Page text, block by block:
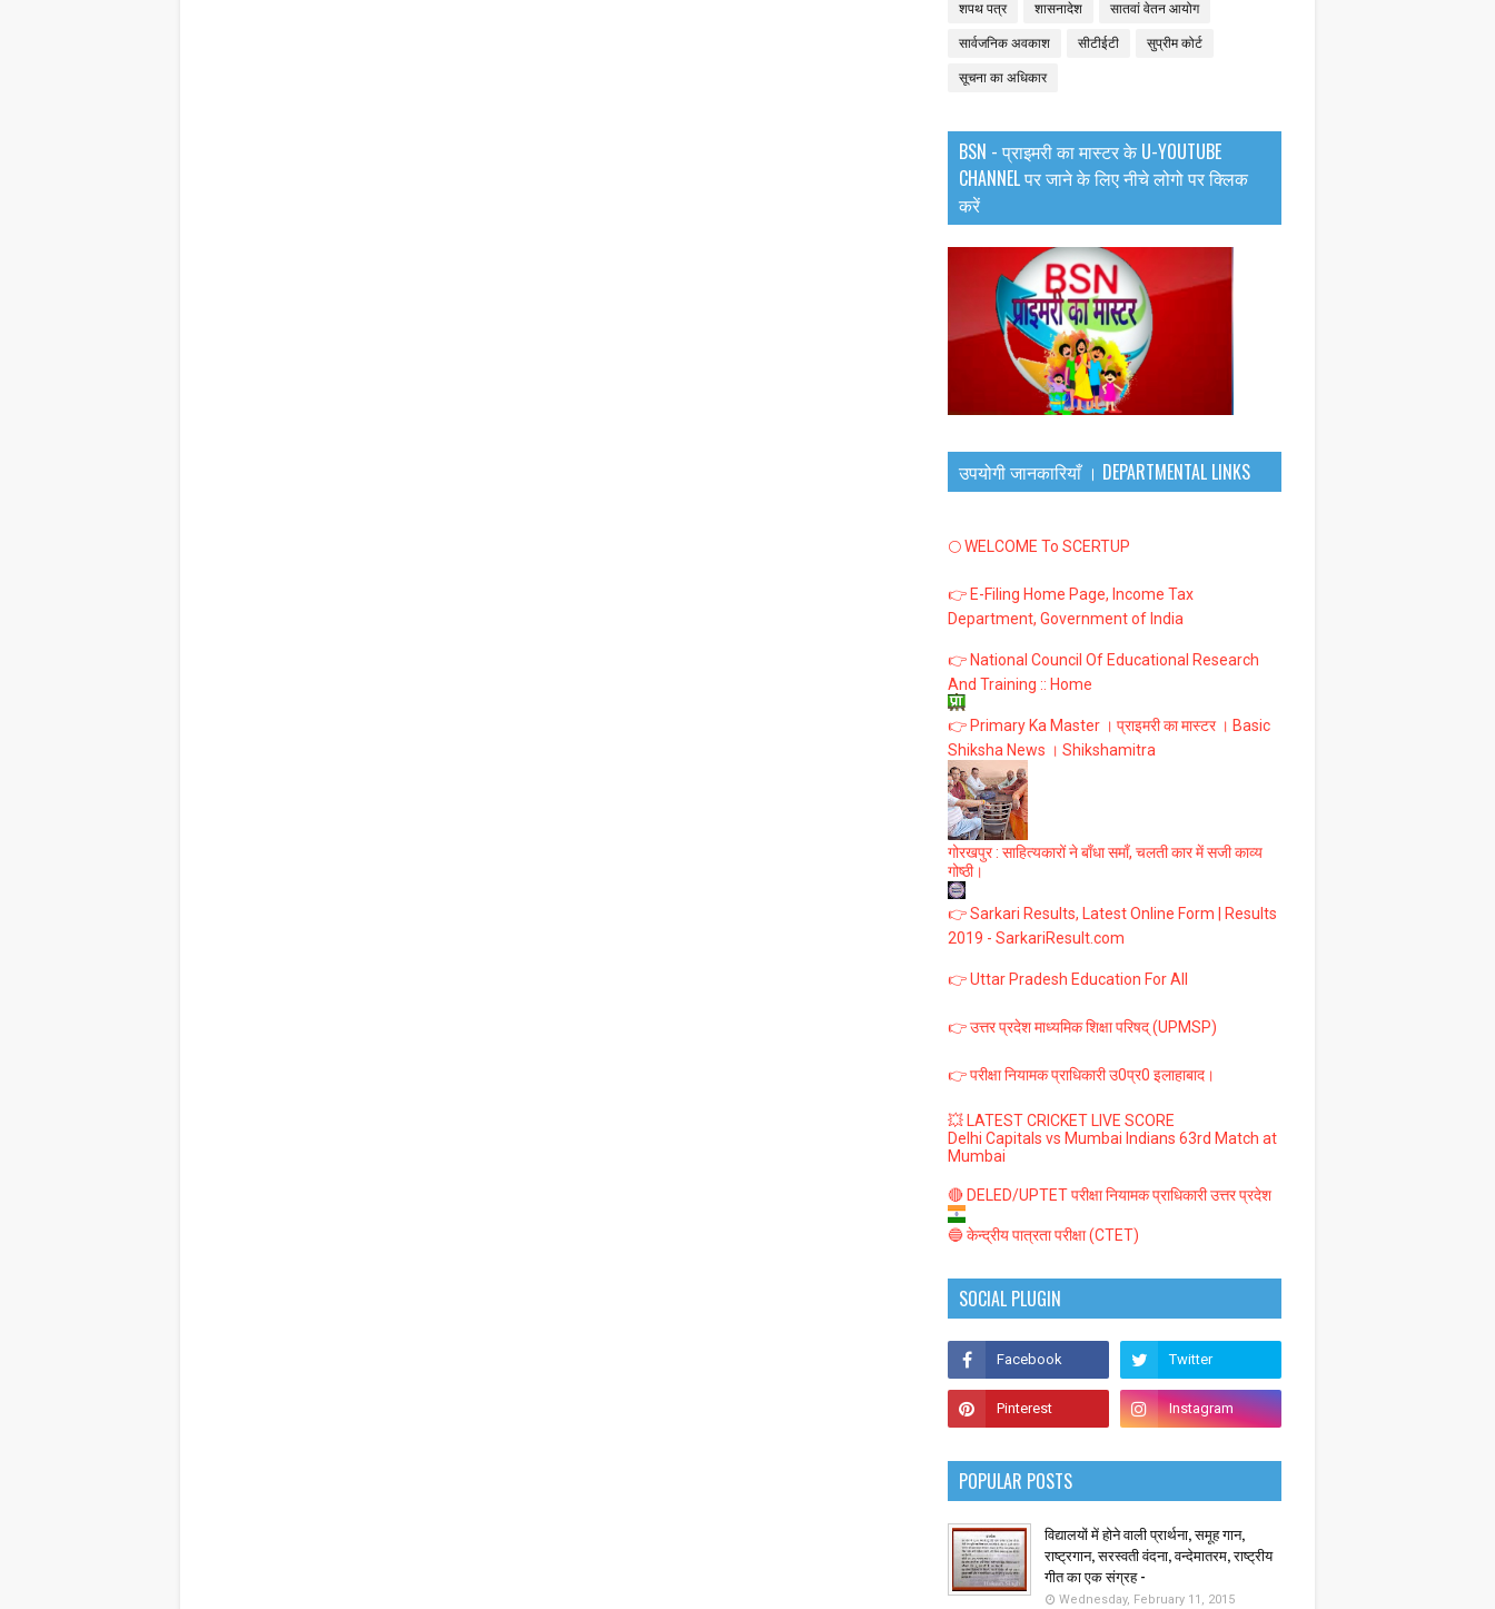
शपथ पत्र शासनादेश सातवां वेतन आयोग
सार्वजनिक अवकाश सीटीईटी सुप्रीम कोर्ट
सूचना का अधिकार
BSN - प्राइमरी का मास्टर के U-YOUTUBE
CHANNEL पर जाने के लिए नीचे लोगो पर क्लिक
करें
उपयोगी जानकारियाँ । DEPARTMENTAL LINKS
🌕 WELCOME To SCERTUP
👉 E-Filing Home Page, Income Tax
Department, Government of India
👉 National Council Of Educational Research
And Training :: Home
👉 Primary Ka Master । प्राइमरी का मास्टर । Basic
Shiksha News । Shikshamitra
गोरखपुर : साहित्यकारों ने बाँधा समाँ, चलती कार में सजी काव्य
गोष्ठी।
👉 Sarkari Results, Latest Online Form | Results
2019 - SarkariResult.com
👉 Uttar Pradesh Education For All
👉 उत्तर प्रदेश माध्यमिक शिक्षा परिषद् (UPMSP)
👉 परीक्षा नियामक प्राधिकारी उ0प्र0 इलाहाबाद।
💥 LATEST CRICKET LIVE SCORE
Delhi Capitals vs Mumbai Indians 63rd Match at
Mumbai
🔴 DELED/UPTET परीक्षा नियामक प्राधिकारी उत्तर प्रदेश
🔵 केन्द्रीय पात्रता परीक्षा (CTET)
SOCIAL PLUGIN
POPULAR POSTS
विद्यालयों में होने वाली प्रार्थना, समूह गान,
राष्ट्रगान, सरस्वती वंदना, वन्देमातरम, राष्ट्रीय
गीत का एक संग्रह -
Wednesday, February 11, 2015